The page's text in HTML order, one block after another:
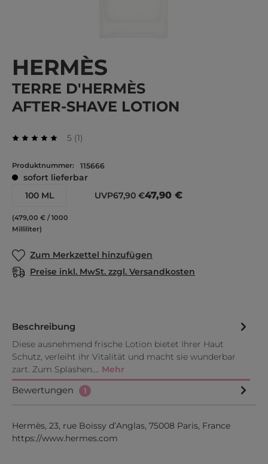
HERMÈS
TERRE D'HERMÈS
AFTER-SHAVE LOTION
5
Durchschnittliche Bewertung von 5 von 5
(1)
Bewertung
Produktnummer: 115666
sofort lieferbar
100 ML
(479,00 € / 1000
Milliliter)
UVP67,90 €47,90 €
Zum Merkzettel hinzufügen
Preise inkl. MwSt. zzgl. Versandkosten
Beschreibung
Diese ausnehmend frische Lotion bietet Ihrer Haut
Schutz, verleiht ihr Vitalität und macht sie wunderbar
zart. Zum Splashen.… Mehr
Bewertungen
1
Hermès, 23, rue Boissy d’Anglas, 75008 Paris, France
https://www.hermes.com